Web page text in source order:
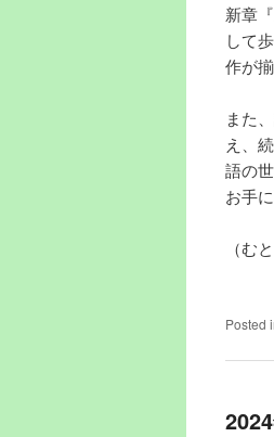
新章
して
作が
また
え、
語の
お手
（む
Posted